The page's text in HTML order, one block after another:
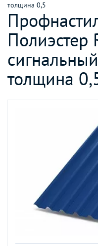
толщина 0,5
Полиэстер
толщина